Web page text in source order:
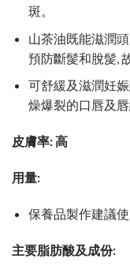
斑。
山茶油既能滋潤
預防斷髲和脫髲,
可舒緩及滋潤妊
燥爆裂的口唇及唇
皮膚率: 高
用量:
保養品製作建議
主要脂肪酸及成份: